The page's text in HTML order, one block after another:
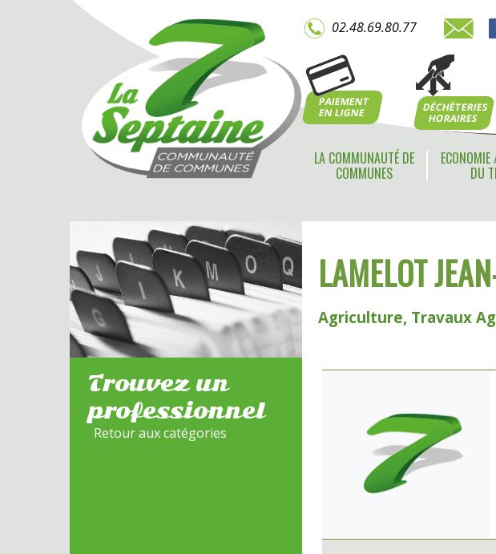
02.48.69.80.77
PAIEMENT
EN LIGNE
DÉCHÈTERIES
HORAIRES
LA COMMUNAUTÉ DE
COMMUNES DU
Trouvez un
professionnel
Retour aux catégories
LAMELOT
Agriculture, Travaux